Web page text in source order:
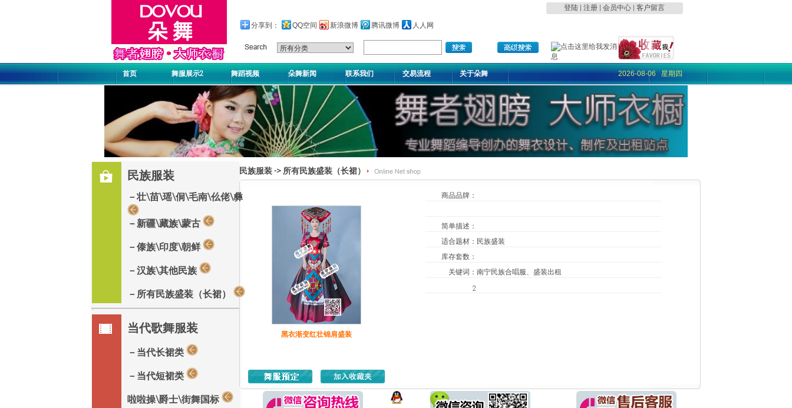
登陆 注册 会员中心 客户留言
分享到： QQ空间 新浪微博 腾讯微博 人人网
首页 舞服展示2 舞蹈视频 朵舞新闻 联系我们 交易流程 关于朵舞 2026-08-06 星期四
民族服装
－壮\苗\瑶\侗\毛南\仫佬\彝
－新疆\藏族\蒙古
－傣族\印度\朝鲜
－汉族\其他民族
－所有民族盛装（长裙）
当代歌舞服装
－当代长裙类
－当代短裙类
啦啦操\爵士\街舞国标
民族服装-> 所有民族盛装（长裙）
黑衣渐变红壮锦肩盛装
商品品牌：
简单描述：
适合题材 ： 民族盛装
库存套数 ：
关键词 ： 南宁民族合唱服、盛装出租
2